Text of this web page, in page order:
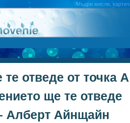
Мъдри мисли,
отведе от точка
ще те отведе
Алберт Айнщайн